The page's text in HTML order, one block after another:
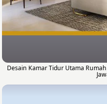
Desain Kamar Tidur Utama